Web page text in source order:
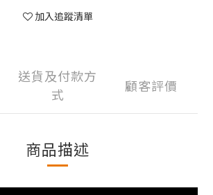
加入追蹤清單
送貨及付款方
式
顧客評價
商品描述